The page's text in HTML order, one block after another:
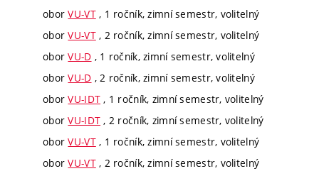
oborVU-VT, 1 ročník, zimní semestr, volitelný
oborVU-VT, 2 ročník, zimní semestr, volitelný
oborVU-D , 1 ročník, zimní semestr, volitelný
oborVU-D , 2 ročník, zimní semestr, volitelný
oborVU-IDT , 1 ročník, zimní semestr, volitelný
oborVU-IDT , 2 ročník, zimní semestr, volitelný
oborVU-VT, 1 ročník, zimní semestr, volitelný
oborVU-VT, 2 ročník, zimní semestr, volitelný